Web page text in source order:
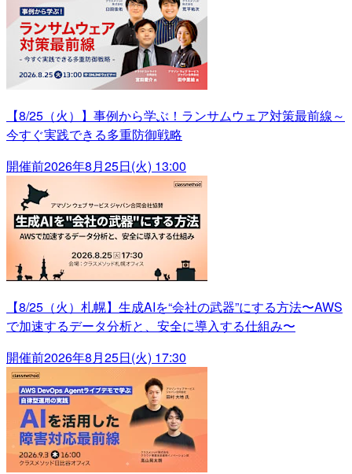
【8/25（火）】事例から学ぶ！ランサムウェア対策最前線～
今すぐ実践できる多重防御戦略
開催前2026年8月25日(火) 13:00
【8/25（火）札幌】生成AIを“会社の武器”にする方法〜AWS
で加速するデータ分析と、安全に導入する仕組み〜
開催前2026年8月25日(火) 17:30